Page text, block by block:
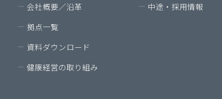
会社概要／沿革
拠点一覧
資料ダウンロード
健康経営の取り組み
中途・採用情報